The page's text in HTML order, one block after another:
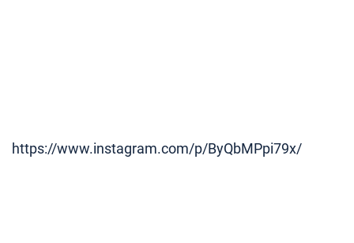
https://www.instagram.com/p/ByQbMPpi79x/